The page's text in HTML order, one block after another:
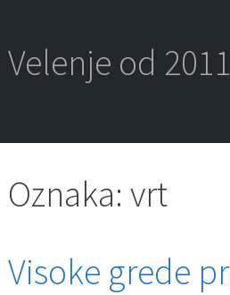
Velenje od
Oznaka: vrt
Visoke grede